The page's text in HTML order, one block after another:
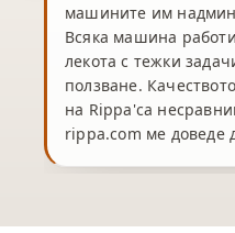
машините им
Всяка машина
лекота с тежки
ползване.
на Rippa'са
rippa.com ме доведе